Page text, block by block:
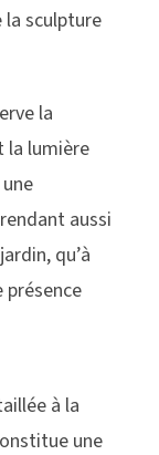
la sculpture
la
la lumière
aussi
qu’à
présence
à la
une